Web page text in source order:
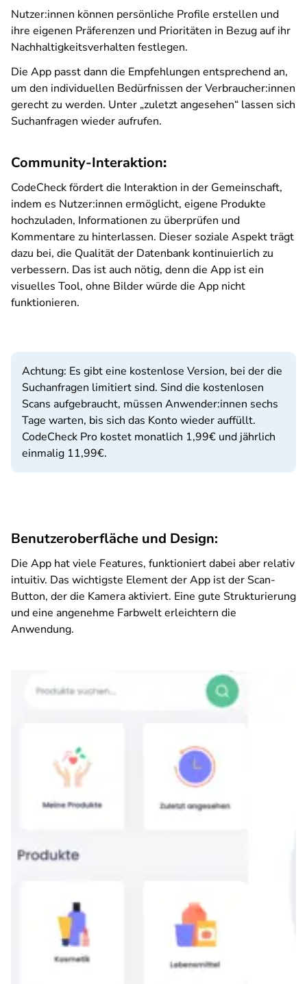
Nutzer:innen können persönliche Profile erstellen und
ihre eigenen Präferenzen und Prioritäten in Bezug auf ihr
Nachhaltigkeitsverhalten festlegen.
Die App passt dann die Empfehlungen entsprechend an,
um den individuellen Bedürfnissen der Verbraucher:innen
gerecht zu werden. Unter „zuletzt angesehen“ lassen sich
Suchanfragen wieder aufrufen.
Community-Interaktion:
CodeCheck fördert die Interaktion in der Gemeinschaft,
indem es Nutzer:innen ermöglicht, eigene Produkte
hochzuladen, Informationen zu überprüfen und
Kommentare zu hinterlassen. Dieser soziale Aspekt trägt
dazu bei, die Qualität der Datenbank kontinuierlich zu
verbessern. Das ist auch nötig, denn die App ist ein
visuelles Tool, ohne Bilder würde die App nicht
funktionieren.
Achtung: Es gibt eine kostenlose Version, bei der die
Suchanfragen limitiert sind. Sind die kostenlosen
Scans aufgebraucht, müssen Anwender:innen sechs
Tage warten, bis sich das Konto wieder auffüllt.
CodeCheck Pro kostet monatlich 1,99€ und jährlich
einmalig 11,99€.
Benutzeroberfläche und Design:
Die App hat viele Features, funktioniert dabei aber relativ
intuitiv. Das wichtigste Element der App ist der Scan-
Button, der die Kamera aktiviert. Eine gute Strukturierung
und eine angenehme Farbwelt erleichtern die
Anwendung.